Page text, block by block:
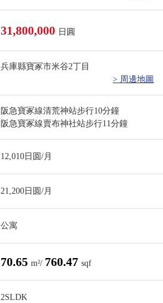
31,800,000 日圓
兵庫縣寶冢市米谷2丁目
> 周邊地圖
阪急寶冢線清荒神站步行10分鐘
阪急寶冢線賣布神社站步行11分鐘
12,010日圆/月
21,200日圆/月
公寓
70.65 m²/ 760.47 sqf
2SLDK